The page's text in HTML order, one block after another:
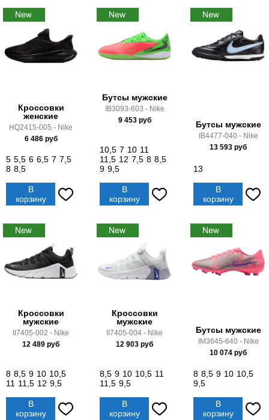
Кроссовки
женские
HQ2415-005 - Nike
6 486руб
5 5,5 6 6,5 7 7,5
8 8,5
В
корзину
Бутсы мужские
IB3093-603 - Nike
9 453руб
10,5 7 10 11
11,5 12 7,5 8 8,5
9 9,5
В
корзину
Бутсы мужские
IB4477-040 - Nike
13 593 руб
13
В
корзину
Кроссовки
мужские
II7405-002 - Nike
12 489 руб
8 8,5 9 10 10,5
11 11,5 12 9,5
В
корзину
Кроссовки
мужские
II7405-004 - Nike
12 903 руб
8,5 9 10 10,5 11
11,5 9,5
В
корзину
Бутсы мужские
IM3645-640 - Nike
10 074 руб
8 8,5 9 10 10,5
9,5
В
корзину